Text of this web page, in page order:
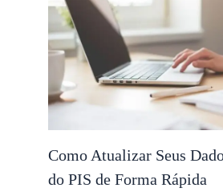
Como Atualizar Seus
do PIS de Forma Rápida